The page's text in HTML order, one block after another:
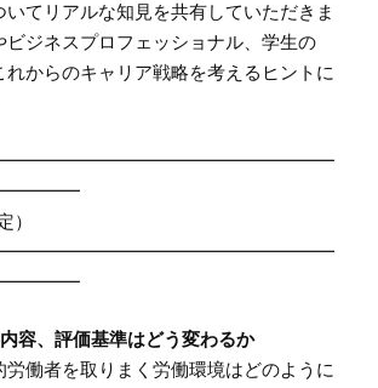
いてリアルな知見を共有していただきま
ビジネスプロフェッショナル、学生の
れからのキャリア戦略を考えるヒントに
）
容、評価基準はどう変わるか
労働者を取りまく労働環境はどのように